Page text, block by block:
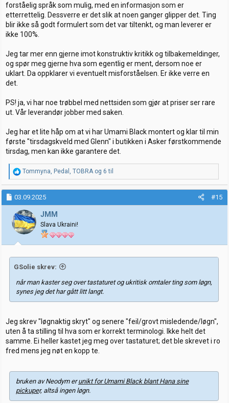
forståelig språk som mulig, med en informasjon som er
etterrettelig. Dessverre er det slik at noen ganger glipper det. Ting
blir ikke så godt formulert som det var tiltenkt, og man leverer er
ikke 100%.
Jeg tar mer enn gjerne imot konstruktiv kritikk og tilbakemeldinger,
og spør meg gjerne hva som egentlig er ment, dersom noe er
uklart. Da oppklarer vi eventuelt misforståelsen. Er ikke verre en
det.
PS! ja, vi har noe trøbbel med nettsiden som gjør at priser ser rare
ut. Vår leverandør jobber med saken.
Jeg har et lite håp om at vi har Umami Black montert og klar til min
første "tirsdagskveld med Glenn" i butikken i Asker førstkommende
tirsdag, men kan ikke garantere det.
R
e
a
k
s
j
o
n
e
r
Tommyna, Pedal , TOBRA og 6 til
03.09.2025 #15
JMM
Slava Ukraini!
GSolie skrev:
når man kaster seg over tastaturet og ukritisk omtaler ting som løgn,
synes jeg det har gått litt langt.
Jeg skrev "løgnaktig skryt" og senere "feil/grovt misledende/løgn",
uten å ta stilling til hva som er korrekt terminologi. Ikke helt det
samme. Ei heller kastet jeg meg over tastaturet; det ble skrevet i ro
fred mens jeg nøt en kopp te.
bruken av Neodym erunikt for Umami Black blant Hana sine
pickuper, altså ingen løgn.